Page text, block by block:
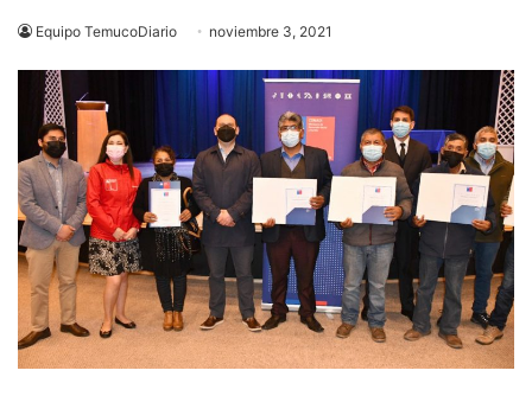
Equipo TemucoDiario noviembre 3, 2021